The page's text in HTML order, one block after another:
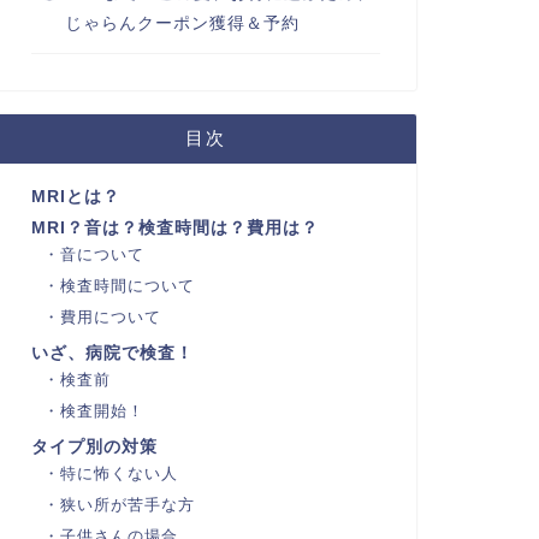
じゃらんクーポン獲得＆予約
目次
MRIとは？
MRI？音は？検査時間は？費用は？
音について
検査時間について
費用について
いざ、病院で検査！
検査前
検査開始！
タイプ別の対策
特に怖くない人
狭い所が苦手な方